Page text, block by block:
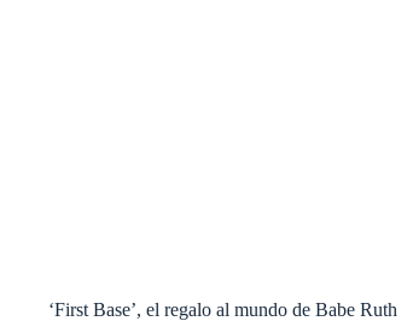
‘First Base’, el regalo al mundo de Babe Ruth